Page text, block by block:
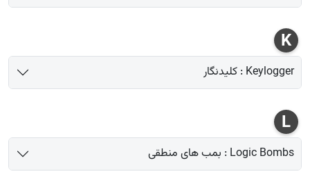
K
Keylogger : کلیدنگار
L
Logic Bombs : بمب های منطقی